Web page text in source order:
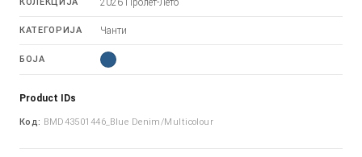
2026 Пролет-Лето
КАТЕГОРИЈА Чанти
БОЈА
Product IDs
Код: BMD43501446_Blue Denim/Multicolour